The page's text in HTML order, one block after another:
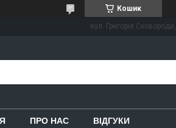
Кошик
вул. Григорія
ПРО НАС ВІДГУКИ